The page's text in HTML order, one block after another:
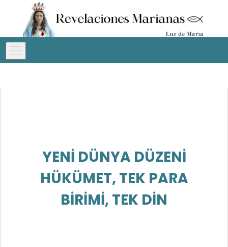
YENİ DÜNYA DÜZENİ
HÜKÜMET, TEK PARA
BİRİMİ, TEK DİN